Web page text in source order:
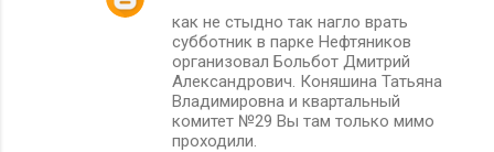
как не стыдно так нагло врать
субботник в парке Нефтяников
организовал Больбот Дмитрий
Александрович. Коняшина Татьяна
Владимировна и квартальный
комитет №29 Вы там только мимо
проходили.